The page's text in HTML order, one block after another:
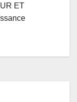
ET